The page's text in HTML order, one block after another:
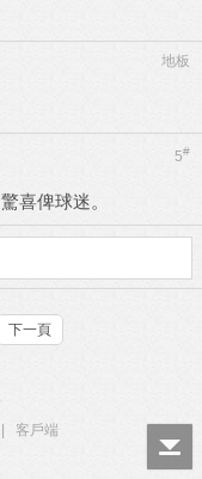
地板
5#
喜俾球迷。
下一頁
客戶端